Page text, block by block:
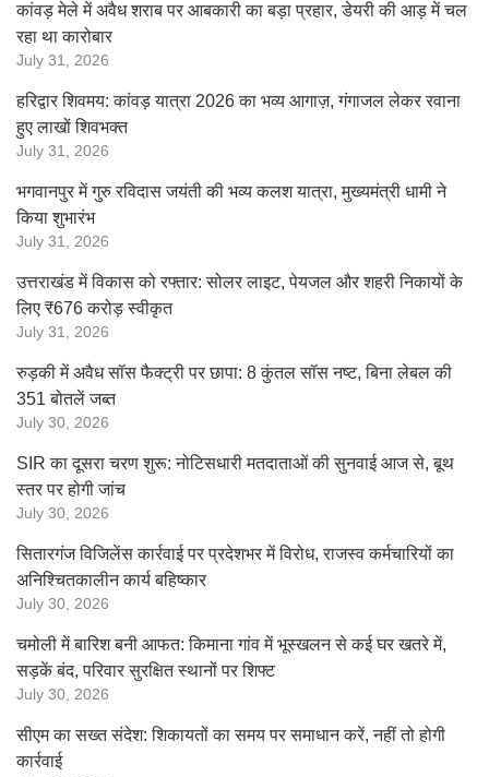
कांवड़ मेले में अवैध शराब पर आबकारी का बड़ा प्रहार, डेयरी की आड़ में चल
रहा था कारोबार
July 31, 2026
हरिद्वार शिवमय: कांवड़ यात्रा 2026 का भव्य आगाज़, गंगाजल लेकर रवाना
हुए लाखों शिवभक्त
July 31, 2026
भगवानपुर में गुरु रविदास जयंती की भव्य कलश यात्रा, मुख्यमंत्री धामी ने
किया शुभारंभ
July 31, 2026
उत्तराखंड में विकास को रफ्तार: सोलर लाइट, पेयजल और शहरी निकायों के
लिए ₹676 करोड़ स्वीकृत
July 31, 2026
रुड़की में अवैध सॉस फैक्ट्री पर छापा: 8 कुंतल सॉस नष्ट, बिना लेबल की
351 बोतलें जब्त
July 30, 2026
SIR का दूसरा चरण शुरू: नोटिसधारी मतदाताओं की सुनवाई आज से, बूथ
स्तर पर होगी जांच
July 30, 2026
सितारगंज विजिलेंस कार्रवाई पर प्रदेशभर में विरोध, राजस्व कर्मचारियों का
अनिश्चितकालीन कार्य बहिष्कार
July 30, 2026
चमोली में बारिश बनी आफत: किमाना गांव में भूस्खलन से कई घर खतरे में,
सड़कें बंद, परिवार सुरक्षित स्थानों पर शिफ्ट
July 30, 2026
सीएम का सख्त संदेश: शिकायतों का समय पर समाधान करें, नहीं तो होगी
कार्रवाई